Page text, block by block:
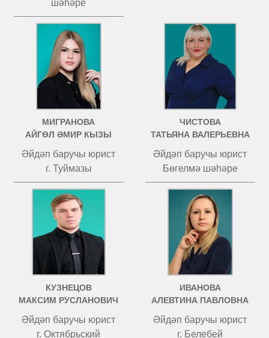
шәһәре
МИГРАНОВА
АЙГӨЛ ӘМИР КЫЗЫ
Әйдәп баручы юрист
г. Туймазы
ЧИСТОВА
ТАТЬЯНА ВАЛЕРЬЕВНА
Әйдәп баручы юрист
Бөгелмә шәһәре
КУЗНЕЦОВ
МАКСИМ РУСЛАНОВИЧ
Әйдәп баручы юрист
г. Октябрьский
ИВАНОВА
АЛЕВТИНА ПАВЛОВНА
Әйдәп баручы юрист
г. Белебей